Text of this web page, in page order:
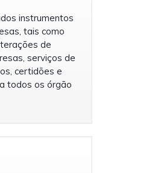
instrumentos
tais como
de
serviços de
certidões e
todos os órgão